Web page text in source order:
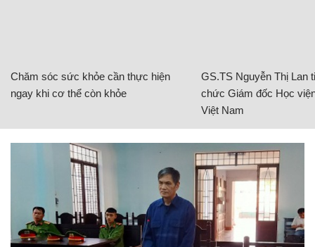
Chăm sóc sức khỏe cần thực hiện
ngay khi cơ thể còn khỏe
GS.TS Nguyễn Thị Lan
chức Giám đốc Học
Việt Nam